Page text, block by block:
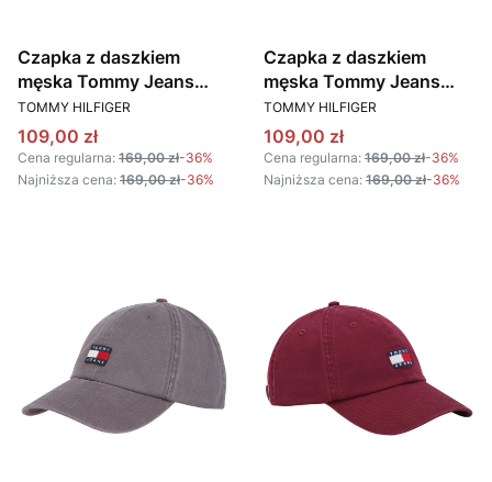
Czapka z daszkiem
męska Tommy Jeans
AM0AM11692 AB9
BEŻOWY
PRODUCENT
TOMMY HILFIGER
Cena promocyjna
109,00 zł
Cena regularna: 169,00 zł-36%
Najniższa cena: 169,00 zł-36%
Czapka z daszkiem
męska Tommy Jeans
AM0AM12020 AB9
BEŻOWY
PRODUCENT
TOMMY HILFIGER
Cena promocyjna
109,00 zł
Cena regularna: 169,00 zł-36%
Najniższa cena: 169,00 zł-36%